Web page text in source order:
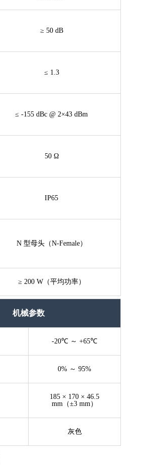
≥ 50 dB
≤ 1.3
≤ -155 dBc @ 2×43 dBm
50 Ω
IP65
N 型母头（N-Female）
≥ 200 W（平均功率）
机械参数
-20℃ ～ +65℃
0% ～ 95%
185 × 170 × 46.5
mm（±3 mm）
灰色